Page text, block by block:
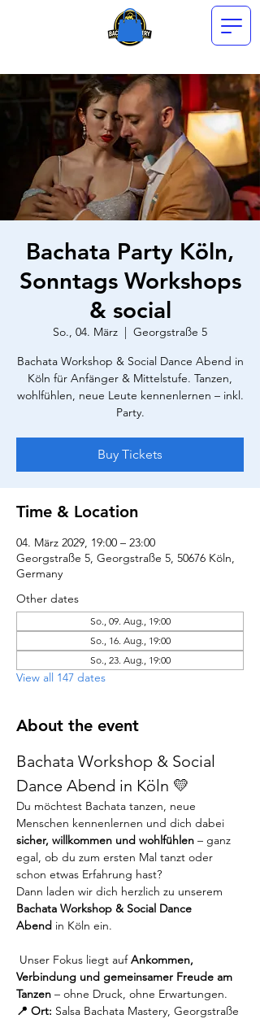
Bachata Party Köln,
Sonntags Workshops
& social
So., 04. März
  |
Georgstraße 5
Bachata Workshop & Social Dance Abend in
Köln für Anfänger & Mittelstufe. Tanzen,
wohlfühlen, neue Leute kennenlernen – inkl.
Party.
Buy Tickets
Time & Location
04. März 2029, 19:00 – 23:00
Georgstraße 5, Georgstraße 5, 50676 Köln,
Germany
Other dates
So., 09. Aug., 19:00
So., 16. Aug., 19:00
So., 23. Aug., 19:00
View all 147 dates
About the event
Bachata Workshop & Social
Dance Abend in Köln 💛
Du möchtest Bachata tanzen, neue
Menschen kennenlernen und dich dabei
sicher, willkommen und wohlfühlen – ganz
egal, ob du zum ersten Mal tanzt oder
schon etwas Erfahrung hast?
Dann laden wir dich herzlich zu unserem
Bachata Workshop & Social Dance
Abend in Köln ein.
Unser Fokus liegt auf Ankommen,
Verbindung und gemeinsamer Freude am
Tanzen – ohne Druck, ohne Erwartungen.
📍 Ort: Salsa Bachata Mastery, Georgstraße